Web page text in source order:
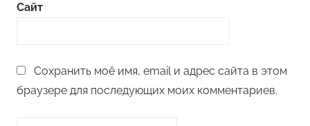
Сайт
Сохранить моё имя, email и адрес сайта в этом
браузере для последующих моих комментариев.